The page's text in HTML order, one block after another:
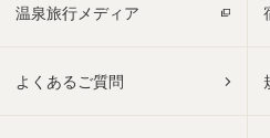
温泉旅行メディア
よくあるご質問